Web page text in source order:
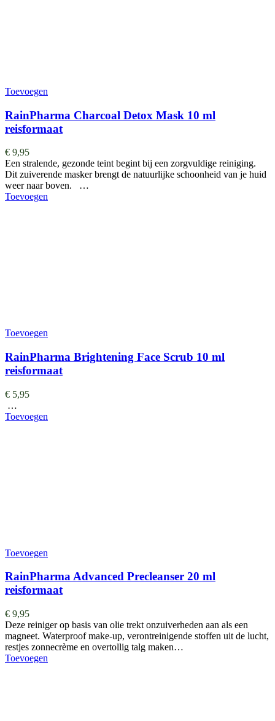
Toevoegen
RainPharma Charcoal Detox Mask 10 ml
reisformaat
€ 9,95
Een stralende, gezonde teint begint bij een zorgvuldige reiniging.
Dit zuiverende masker brengt de natuurlijke schoonheid van je huid
weer naar boven. …
Toevoegen
Toevoegen
RainPharma Brightening Face Scrub 10 ml
reisformaat
€ 5,95
…
Toevoegen
Toevoegen
RainPharma Advanced Precleanser 20 ml
reisformaat
€ 9,95
Deze reiniger op basis van olie trekt onzuiverheden aan als een
magneet. Waterproof make-up, verontreinigende stoffen uit de lucht,
restjes zonnecrème en overtollig talg maken…
Toevoegen